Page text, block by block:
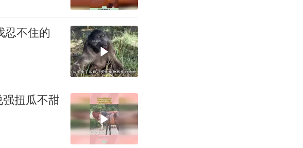
忍不住的
扭瓜不甜